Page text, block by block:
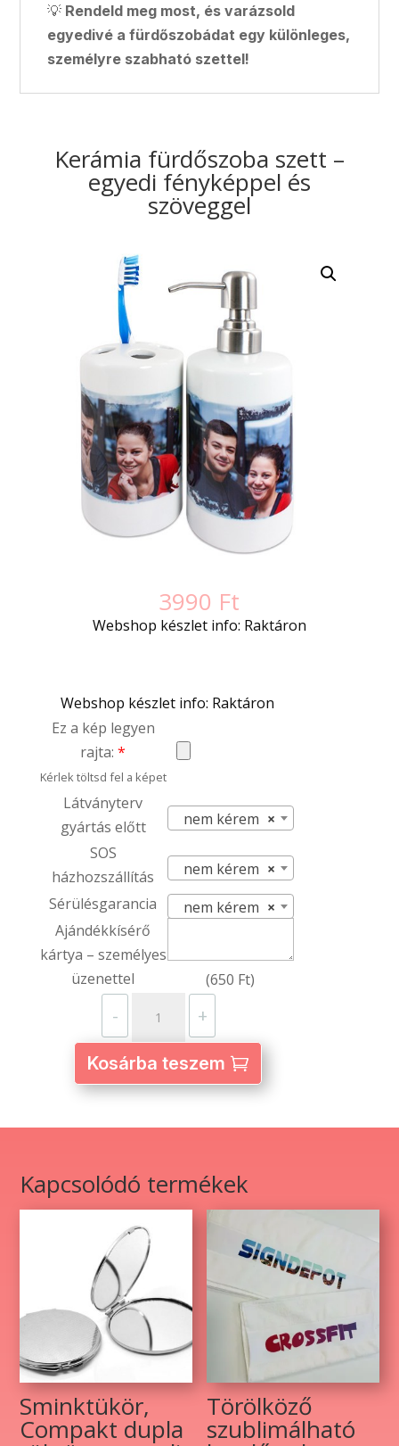
💡 Rendeld meg most, és varázsold
egyedivé a fürdőszobádat egy különleges,
személyre szabható szettel!
Kerámia fürdőszoba szett –
egyedi fényképpel és
szöveggel
3990 Ft
Webshop készlet info: Raktáron
Webshop készlet info: Raktáron
Ez a kép legyen
rajta:*
Kérlek töltsd fel a képet
Látványterv
gyártás előtt
×
nem kérem
SOS
házhozszállítás
×
nem kérem
Sérülésgarancia
×
nem kérem
Ajándékkísérő
kártya – személyes
üzenettel
(650 Ft)
-
fürdőszoba
szett
–
egyedi
fényképpel
szöveggel
mennyiség
+
Kosárba teszem
Kapcsolódó termékek
Sminktükör,
Compakt dupla
Törölköző
szublimálható